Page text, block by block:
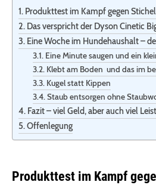
Produkttest im Kampf gegen
Das verspricht der Dyson Cinetic
Eine Woche im Hundehaushalt –
Eine Minute saugen und ein
Klebt am Boden und das im
Kugel statt Kippen
Staub entsorgen ohne
Fazit – viel Geld, aber auch viel
Offenlegung
Produkttest im Kampf